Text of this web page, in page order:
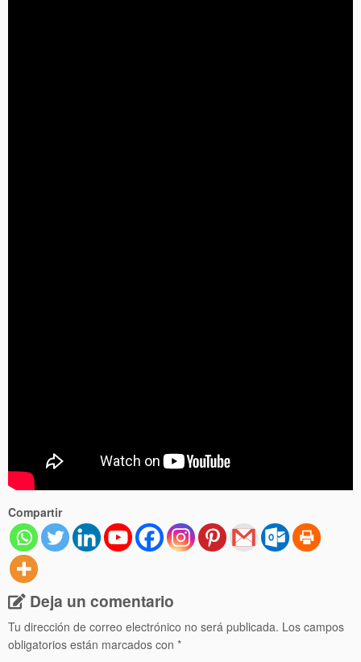
Compartir
Deja un comentario
Tu dirección de correo electrónico no será publicada. Los campos
obligatorios están marcados con *